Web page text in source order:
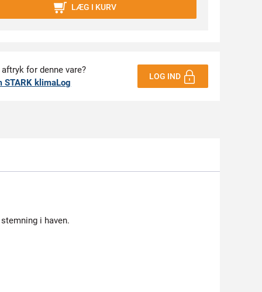
LÆG I KURV
aftryk for denne vare?
STARK klimaLog
LOG IND
i haven.